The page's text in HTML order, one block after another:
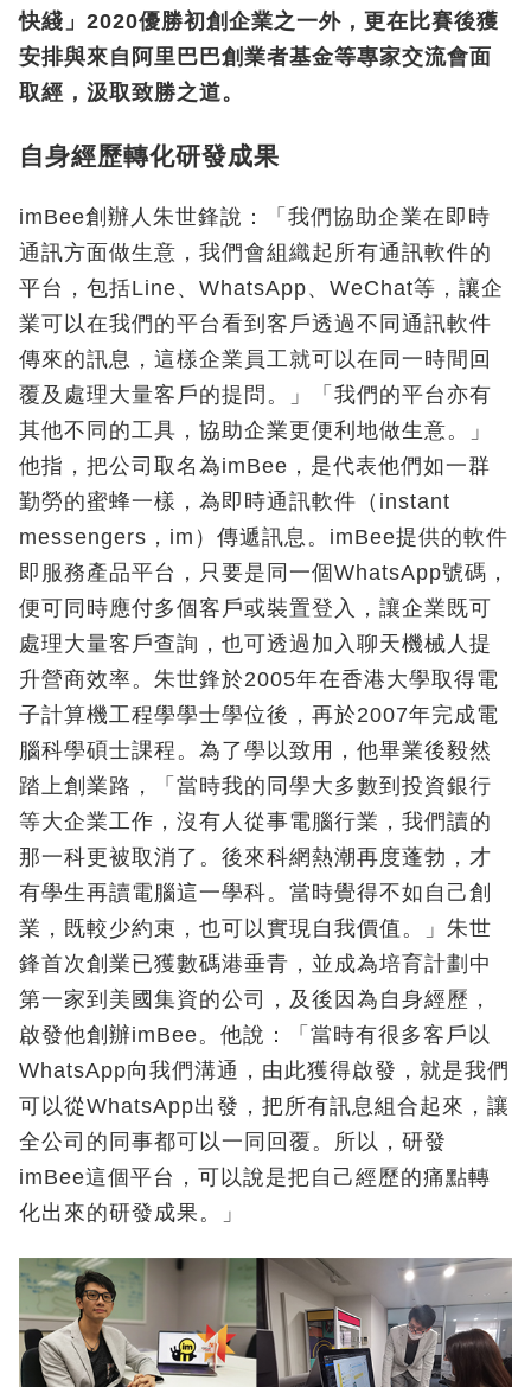
快綫」2020優勝初創企業之一外，更在比賽後獲
安排與來自阿里巴巴創業者基金等專家交流會面
取經，汲取致勝之道。
自身經歷轉化研發成果
imBee創辦人朱世鋒說：「我們協助企業在即時
通訊方面做生意，我們會組織起所有通訊軟件的
平台，包括Line、WhatsApp、WeChat等，讓企
業可以在我們的平台看到客戶透過不同通訊軟件
傳來的訊息，這樣企業員工就可以在同一時間回
覆及處理大量客戶的提問。」「我們的平台亦有
其他不同的工具，協助企業更便利地做生意。」
他指，把公司取名為imBee，是代表他們如一群
勤勞的蜜蜂一樣，為即時通訊軟件（instant
messengers，im）傳遞訊息。imBee提供的軟件
即服務產品平台，只要是同一個WhatsApp號碼，
便可同時應付多個客戶或裝置登入，讓企業既可
處理大量客戶查詢，也可透過加入聊天機械人提
升營商效率。朱世鋒於2005年在香港大學取得電
子計算機工程學學士學位後，再於2007年完成電
腦科學碩士課程。為了學以致用，他畢業後毅然
踏上創業路，「當時我的同學大多數到投資銀行
等大企業工作，沒有人從事電腦行業，我們讀的
那一科更被取消了。後來科網熱潮再度蓬勃，才
有學生再讀電腦這一學科。當時覺得不如自己創
業，既較少約束，也可以實現自我價值。」朱世
鋒首次創業已獲數碼港垂青，並成為培育計劃中
第一家到美國集資的公司，及後因為自身經歷，
啟發他創辦imBee。他說：「當時有很多客戶以
WhatsApp向我們溝通，由此獲得啟發，就是我們
可以從WhatsApp出發，把所有訊息組合起來，讓
全公司的同事都可以一同回覆。所以，研發
imBee這個平台，可以說是把自己經歷的痛點轉
化出來的研發成果。」